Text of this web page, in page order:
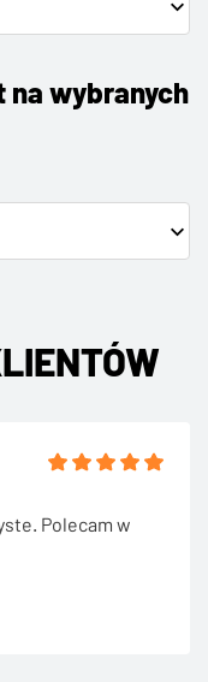
na wybranych
Polecam w